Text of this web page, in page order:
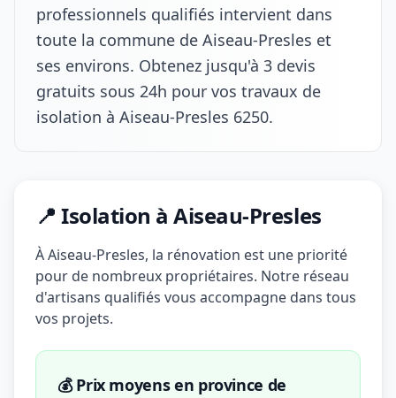
professionnels qualifiés intervient dans
toute la commune de Aiseau-Presles et
ses environs. Obtenez jusqu'à 3 devis
gratuits sous 24h pour vos travaux de
isolation à Aiseau-Presles 6250.
📍 Isolation à Aiseau-Presles
À Aiseau-Presles, la rénovation est une priorité
pour de nombreux propriétaires. Notre réseau
d'artisans qualifiés vous accompagne dans tous
vos projets.
💰 Prix moyens en province de